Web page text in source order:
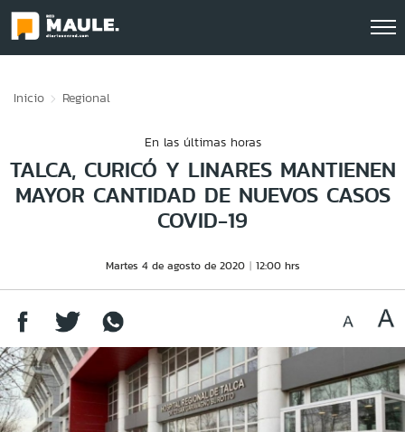
Inicio Regional
En las últimas horas
TALCA, CURICÓ Y LINARES MANTIENEN
MAYOR CANTIDAD DE NUEVOS CASOS
COVID-19
Martes 4 de agosto de 2020 12:00 hrs